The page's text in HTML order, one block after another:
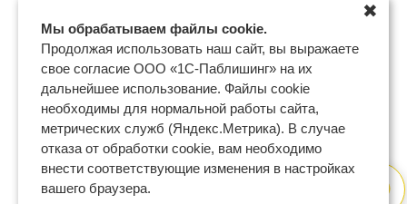
Мы обрабатываем файлы cookie.
Продолжая использовать наш сайт, вы выражаете
свое согласие ООО «1С-Паблишинг» на их
дальнейшее использование. Файлы cookie
необходимы для нормальной работы сайта,
метрических служб (Яндекс.Метрика). В случае
отказа от обработки cookie, вам необходимо
внести соответствующие изменения в настройках
вашего браузера.
✖